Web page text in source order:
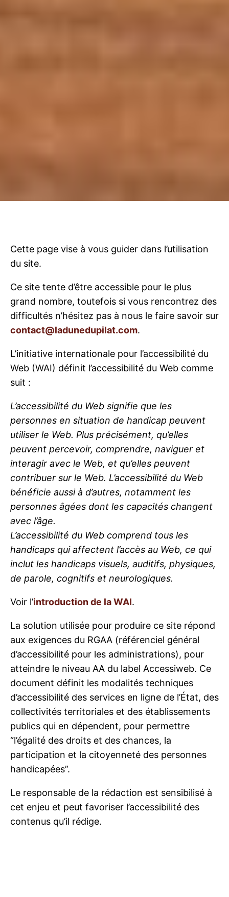
Cette page vise à vous guider dans l’utilisation
du site.
Ce site tente d’être accessible pour le plus
grand nombre, toutefois si vous rencontrez des
difficultés n’hésitez pas à nous le faire savoir sur
contact@ladunedupilat.com.
L’initiative internationale pour l’accessibilité du
Web (WAI) définit l’accessibilité du Web comme
suit :
L’accessibilité du Web signifie que les
personnes en situation de handicap peuvent
utiliser le Web. Plus précisément, qu’elles
peuvent percevoir, comprendre, naviguer et
interagir avec le Web, et qu’elles peuvent
contribuer sur le Web. L’accessibilité du Web
bénéficie aussi à d’autres, notamment les
personnes âgées dont les capacités changent
avec l’âge.
L’accessibilité du Web comprend tous les
handicaps qui affectent l’accès au Web, ce qui
inclut les handicaps visuels, auditifs, physiques,
de parole, cognitifs et neurologiques.
Voir l’introduction de la WAI.
La solution utilisée pour produire ce site répond
aux exigences du RGAA (référenciel général
d’accessibilité pour les administrations), pour
atteindre le niveau AA du label Accessiweb. Ce
document définit les modalités techniques
d’accessibilité des services en ligne de l’État, des
collectivités territoriales et des établissements
publics qui en dépendent, pour permettre
“l’égalité des droits et des chances, la
participation et la citoyenneté des personnes
handicapées”.
Le responsable de la rédaction est sensibilisé à
cet enjeu et peut favoriser l’accessibilité des
contenus qu’il rédige.